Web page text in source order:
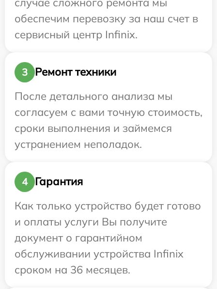
обеспечим перевозку за наш счет в
сервисный центр Infinix.
3
Ремонт техники
После детального анализа мы
согласуем с вами точную стоимость,
сроки выполнения и займемся
устранением неполадок.
4
Гарантия
Как только устройство будет готово
и оплаты услуги Вы получите
документ о гарантийном
обслуживании устройства Infinix
сроком на 36 месяцев.